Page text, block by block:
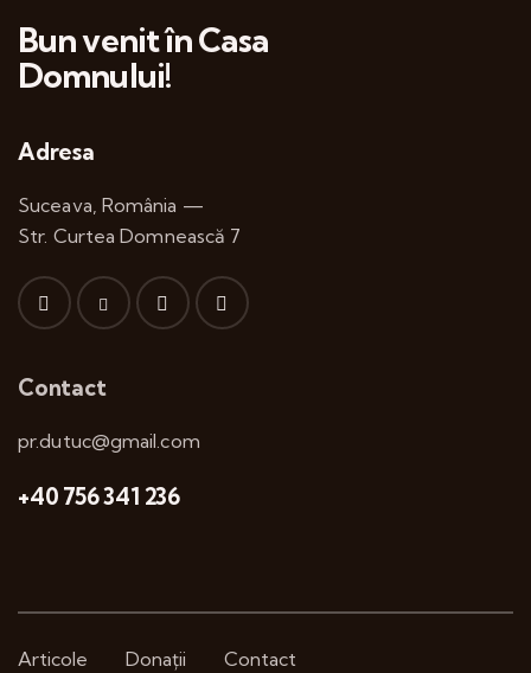
Bun venit în Casa
Domnului!
Adresa
Suceava, România —
Str. Curtea Domnească 7
Contact
pr.dutuc@gmail.com
+40 756 341 236
Articole Donații Contact